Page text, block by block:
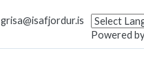
grisa@isafjordur.is
Powered